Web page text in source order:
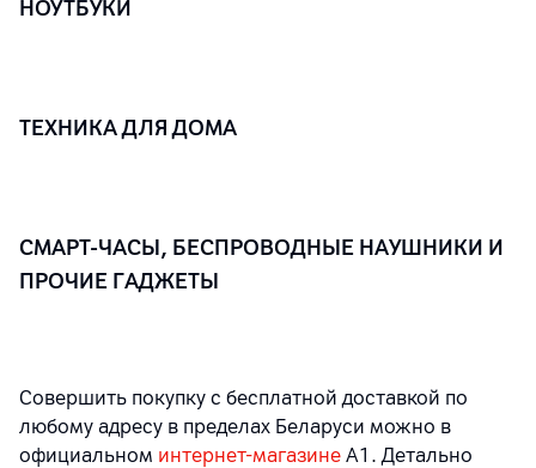
НОУТБУКИ
ТЕХНИКА ДЛЯ ДОМА
СМАРТ-ЧАСЫ, БЕСПРОВОДНЫЕ НАУШНИКИ И
ПРОЧИЕ ГАДЖЕТЫ
Совершить покупку с бесплатной доставкой по
любому адресу в пределах Беларуси можно в
официальном интернет-магазине А1. Детально